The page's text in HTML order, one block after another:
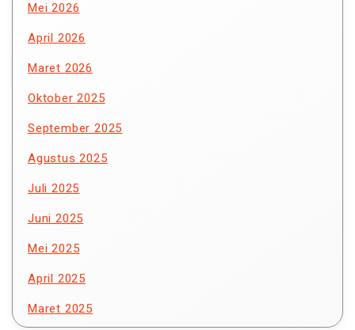
Mei 2026
April 2026
Maret 2026
Oktober 2025
September 2025
Agustus 2025
Juli 2025
Juni 2025
Mei 2025
April 2025
Maret 2025